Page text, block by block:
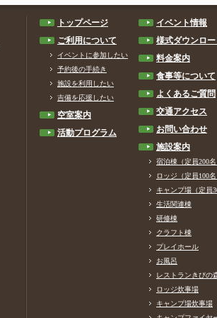
トップページ
ご利用について
イベントに参加したい
予約後の手続き
施設を利用したい
吉備を応援したい
空室案内
活動プログラム
イベント情報
様式ダウンロー
料金案内
食事等について
よくあるご質問
交通アクセス
お問い合わせ
施設案内
宿泊棟（定員200名
ロッジ（定員100名
キャンプ場（定員
生活関連棟
研修棟
クラフト棟
プレイホール
お風呂
レストランきびの
ロッジ炊事場
キャンプ場炊事場